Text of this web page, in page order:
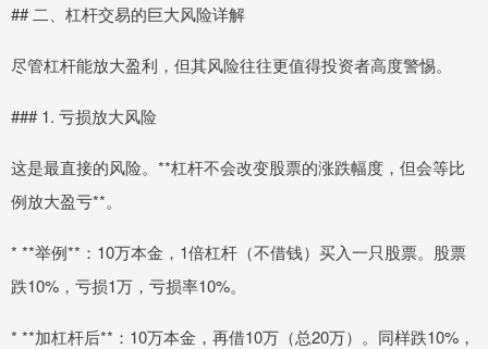
## 二、杠杆交易的巨大风险详解
尽管杠杆能放大盈利，但其风险往往更值得投资者高度警惕。
### 1. 亏损放大风险
这是最直接的风险。**杠杆不会改变股票的涨跌幅度，但会等比
例放大盈亏**。
* **举例**：10万本金，1倍杠杆（不借钱）买入一只股票。股票
跌10%，亏损1万，亏损率10%。
* **加杠杆后**：10万本金，再借10万（总20万）。同样跌10%，